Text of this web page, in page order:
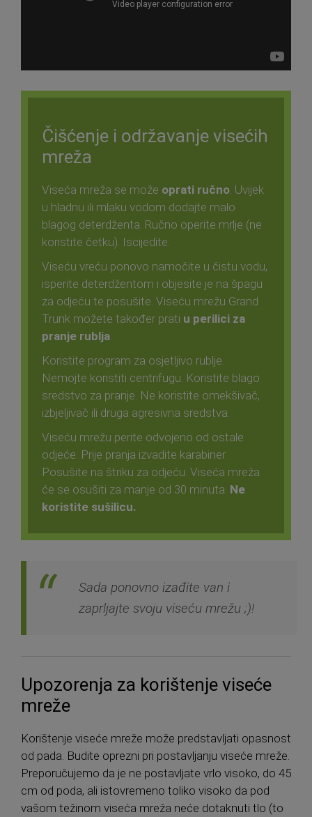
Čišćenje i održavanje visećih
mreža
Viseća mreža se može oprati ručno. Uvijek
u hladnu ili mlaku vodom dodajte malo
blagog deterdženta. Ručno operite mrlje (ne
koristite četku). Iscijedite.
Viseću vreću ponovo namočite u čistu vodu,
isperite deterdžentom i objesite je na špagu
za odjeću te posušite. Viseću mrežu Grand
Trunk možete također prati u perilici za
pranje rublja.
Koristite program za osjetljivo rublje.
Nemojte koristiti centrifugu. Koristite blago
sredstvo za pranje. Ne koristite omekšivač,
izbjeljivač ili druga agresivna sredstva.
Viseću mrežu perite odvojeno od ostale
odjeće. Prije pranja izvadite karabiner.
Posušite na štriku za odjeću. Viseća mreža
će se osušiti za manje od 30 minuta. Ne
koristite sušilicu.
Sada ponovno izađite van i
zaprljajte svoju viseću mrežu ;)!
Upozorenja za korištenje viseće
mreže
Korištenje viseće mreže može predstavljati opasnost
od pada. Budite oprezni pri postavljanju viseće mreže.
Preporučujemo da je ne postavljate vrlo visoko, do 45
cm od poda, ali istovremeno toliko visoko da pod
vašom težinom viseća mreža neće dotaknuti tlo (to